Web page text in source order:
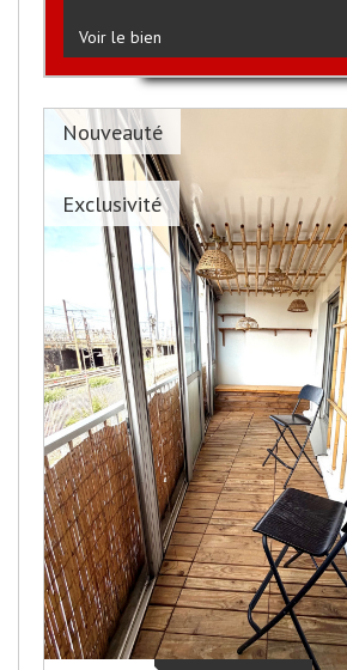
Voir le bien
Exclusivité
Nouveauté